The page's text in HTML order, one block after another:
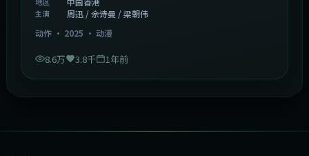
主演
周迅 / 佘诗曼 / 梁朝伟
动作· 2025 · 动漫
8.6万 3.8千 1年前